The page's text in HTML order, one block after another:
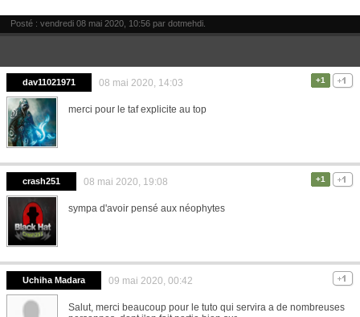
Posté : vendredi 08 mai 2020, 10:56 par dotmehdi.
dav11021971 08 mai 2020, 14:03 +1
merci pour le taf explicite au top
crash251 08 mai 2020, 19:08 +1
sympa d'avoir pensé aux néophytes
Uchiha Madara 09 mai 2020, 00:42
Salut, merci beaucoup pour le tuto qui servira a de nombreuses